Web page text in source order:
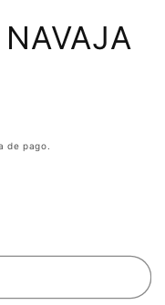
de pago.